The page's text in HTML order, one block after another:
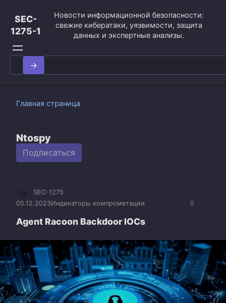
контенту
SEC-
1275-1
Новости информационной безопасности:
свежие кибератаки, уязвимости, защита
данных и экспертные анализы.
Search
for:
Главная страница
Ntospy
Подписаться
0
SEC-1275
05.12.2023Индикаторы компрометации
Agent Racoon Backdoor IOCs